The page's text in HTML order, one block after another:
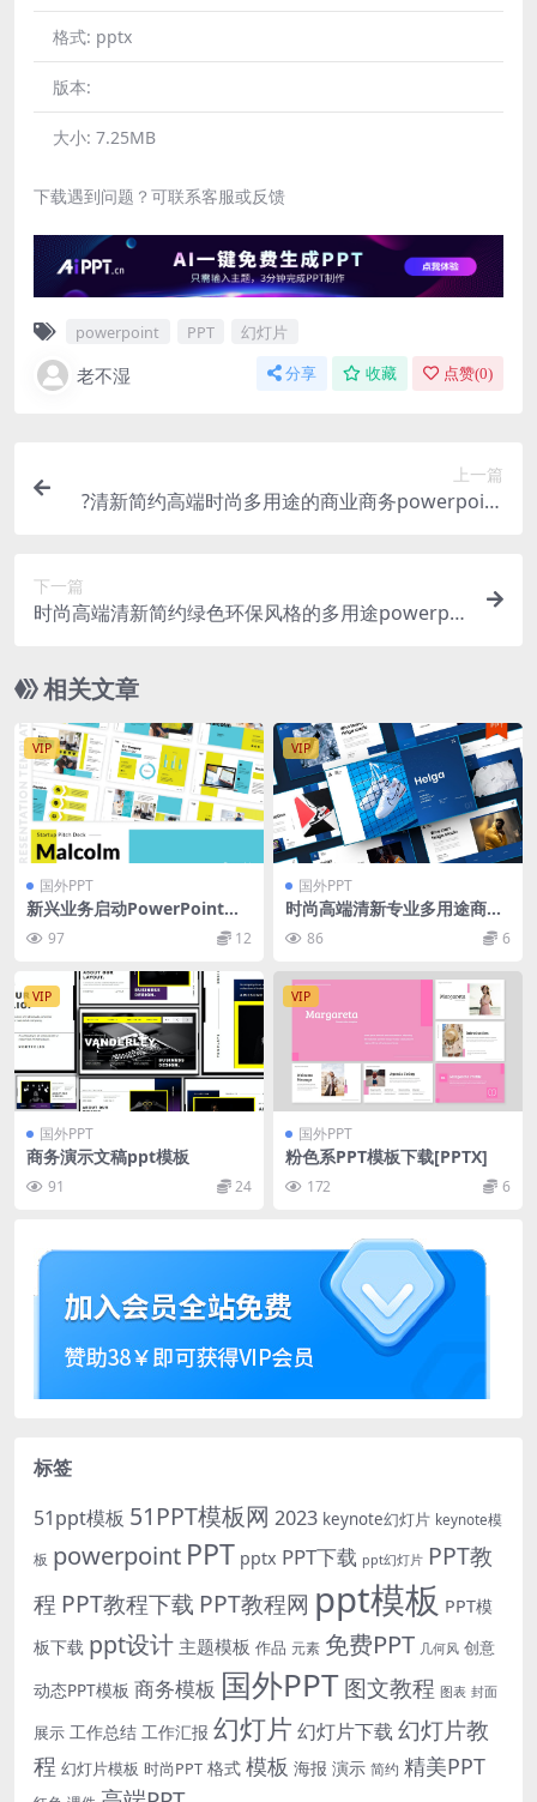
格式: pptx
版本:
大小: 7.25MB
下载遇到问题？可联系客服或反馈
powerpoint PPT 幻灯片
老不湿 分享 收藏 点赞(0)
上一篇
?清新简约高端时尚多用途的商业商务powerpoint
下一篇
时尚高端清新简约绿色环保风格的多用途powerpoi
相关文章
VIP
国外PPT
新兴业务启动PowerPoint演
示文稿模板 Startup Pitch De
ck Powerpoint Templates
97 12
VIP
国外PPT
时尚高端清新专业多用途商业
商务powerpoint幻灯片演示
模板（pptx）
86 6
VIP
国外PPT
商务演示文稿ppt模板
91 24
VIP
国外PPT
粉色系PPT模板下载[PPTX]
172 6
标签
51ppt模板 51PPT模板网 2023 keynote幻灯片 keynote模
板 powerpoint PPT pptx PPT下载 ppt幻灯片 PPT教
程 PPT教程下载 PPT教程网 ppt模板 PPT模
板下载 ppt设计 主题模板 作品 元素 免费PPT 几何风 创意
动态PPT模板 商务模板 国外PPT图文教程 图表 封面
展示 工作总结 工作汇报 幻灯片 幻灯片下载 幻灯片教
程 幻灯片模板 时尚PPT 格式 模板 海报 演示 简约 精美PPT